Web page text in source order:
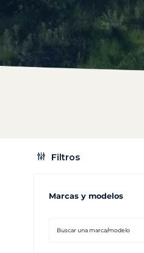
Filtros
Marcas y modelos